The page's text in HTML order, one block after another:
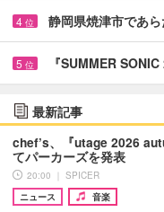
4 位 静岡県焼津市であ
5 位 『SUMMER
最新記事
chef’s、『utage 2026
てパーカーズを発表
20:00 ｜ SPICER
ニュース
音楽